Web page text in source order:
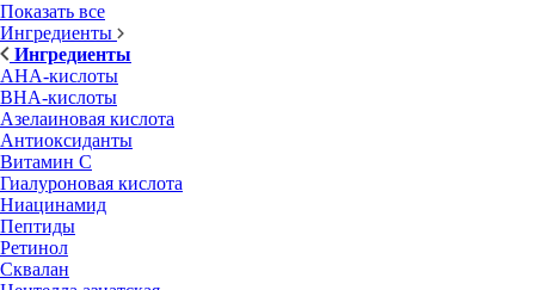
Показать все
Ингредиенты
Ингредиенты
AHA-кислоты
BHA-кислоты
Азелаиновая кислота
Антиоксиданты
Витамин С
Гиалуроновая кислота
Ниацинамид
Пептиды
Ретинол
Сквалан